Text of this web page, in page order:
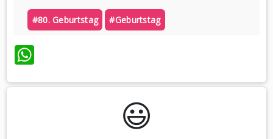
#80. Geburtstag #geburtstag
WhatsApp
😃️